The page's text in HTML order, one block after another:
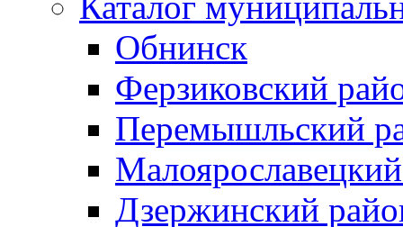
Обнинск
Ферзиковский
Перемышльский
Дзержинский